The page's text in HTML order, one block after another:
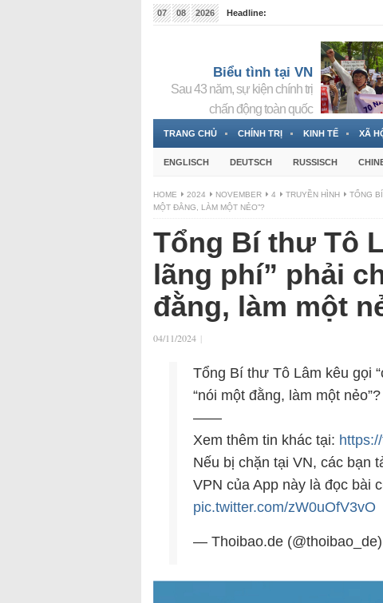
07 08 2026
Headline:
Biểu tình tại VN
Sau 43 năm, sự kiện chính trị
chấn động toàn quốc
TRANG CHỦ CHÍNH TRỊ KINH TẾ XÃ
ENGLISCH DEUTSCH RUSSISCH
HOME 2024 NOVEMBER 4 TRUYỀN HÌNH
TỔNG
MỘT ĐẰNG, LÀM MỘT NẺO”?
Tổng Bí thư Tô
lãng phí” phải
đằng, làm một
04/11/2024 |
Tổng Bí thư Tô Lâm kêu gọi
“nói một đằng, làm một nẻo”?
——
Xem thêm tin khác tại:
Nếu bị chặn tại VN, các bạn
VPN của App này là đọc bài
pic.twitter.com/zW0uOfV3vO
— Thoibao.de (@thoibao_de)